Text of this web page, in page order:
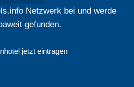
Netzwerk bei und werde
gefunden.
jetzt eintragen